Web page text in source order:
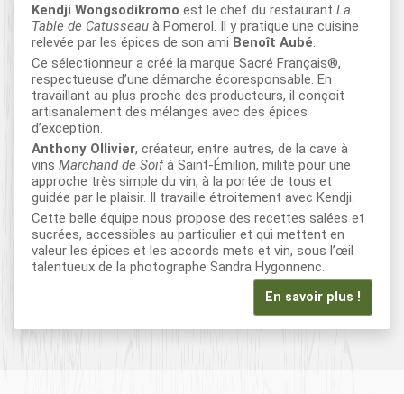
Kendji Wongsodikromo est le chef du restaurant La
Table de Catusseau à Pomerol. Il y pratique une cuisine
relevée par les épices de son ami Benoît Aubé.
Ce sélectionneur a créé la marque Sacré Français®,
respectueuse d’une démarche écoresponsable. En
travaillant au plus proche des producteurs, il conçoit
artisanalement des mélanges avec des épices
d’exception.
Anthony Ollivier, créateur, entre autres, de la cave à
vins Marchand de Soifà Saint-Émilion, milite pour une
approche très simple du vin, à la portée de tous et
guidée par le plaisir. Il travaille étroitement avec Kendji.
Cette belle équipe nous propose des recettes salées et
sucrées, accessibles au particulier et qui mettent en
valeur les épices et les accords mets et vin, sous l’œil
talentueux de la photographe Sandra Hygonnenc.
En savoir plus !